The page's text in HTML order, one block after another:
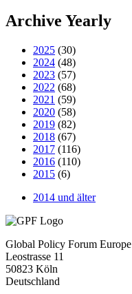
Archive Yearly
2025 (30)
2024 (48)
2023 (57)
2022 (68)
2021 (59)
2020 (58)
2019 (82)
2018 (67)
2017 (116)
2016 (110)
2015 (6)
2014 und älter
Global Policy Forum Europe
Leostrasse 11
50823 Köln
Deutschland